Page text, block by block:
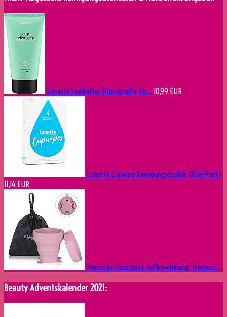
Lunette Feelbetter Flüssigseife für... 10,99 EUR
Lunette Cupwipe Reinigungstücher (10er-Pack)
11,14 EUR
Menstruationstasse Aufbewahrung, Meeeno...
Beauty Adventskalender 2021: